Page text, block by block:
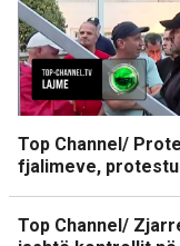
Top Channel/
fjalimeve,
Top Channel/